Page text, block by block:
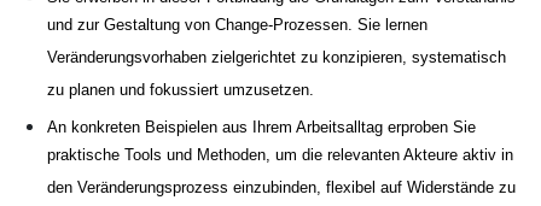
und zur Gestaltung von Change-Prozessen. Sie lernen
Veränderungsvorhaben zielgerichtet zu konzipieren, systematisch
zu planen und fokussiert umzusetzen.
An konkreten Beispielen aus Ihrem Arbeitsalltag erproben Sie
praktische Tools und Methoden, um die relevanten Akteure aktiv in
den Veränderungsprozess einzubinden, flexibel auf Widerstände zu